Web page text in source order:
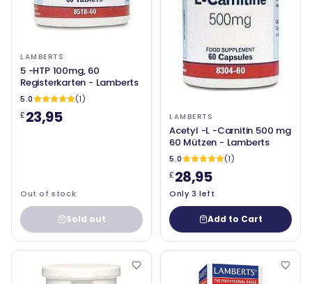
LAMBERTS
5 -HTP 100mg, 60
Registerkarten - Lamberts
5.0
(1)
£23,95
Out of stock
Sold out
LAMBERTS
Acetyl -L -Carnitin 500 mg
60 Mützen - Lamberts
5.0
(1)
£28,95
Only 3 left
Add to Cart